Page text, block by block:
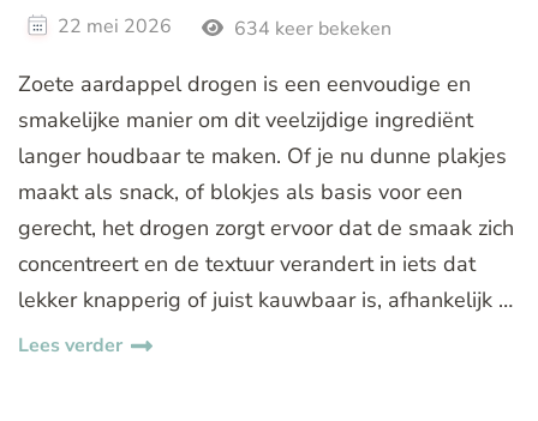
22 mei 2026 634 keer bekeken
Zoete aardappel drogen is een eenvoudige en
smakelijke manier om dit veelzijdige ingrediënt
langer houdbaar te maken. Of je nu dunne plakjes
maakt als snack, of blokjes als basis voor een
gerecht, het drogen zorgt ervoor dat de smaak zich
concentreert en de textuur verandert in iets dat
lekker knapperig of juist kauwbaar is, afhankelijk …
Lees verder